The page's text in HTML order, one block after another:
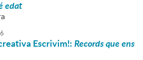
edat
Escrivim!:Records que ens